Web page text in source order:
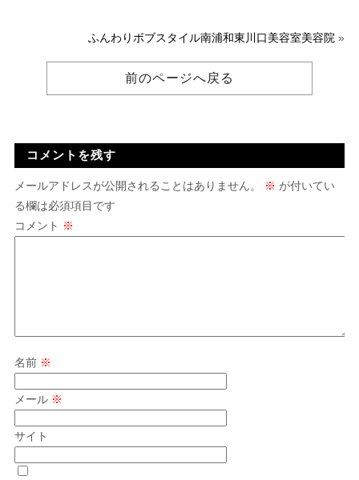
ふんわりボブスタイル南浦和東川口美容室美容院 »
前のページへ戻る
コメントを残す
メールアドレスが公開されることはありません。 ※ が付いてい
る欄は必須項目です
コメント ※
名前 ※
メール ※
サイト